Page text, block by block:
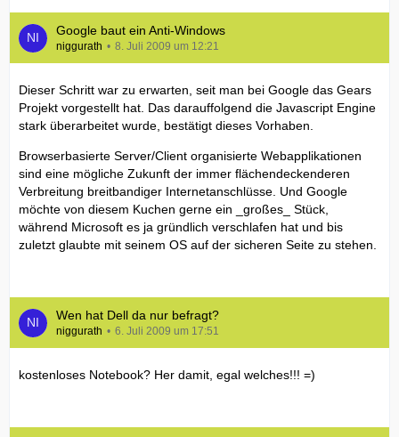
Google baut ein Anti-Windows
niggurath 8. Juli 2009 um 12:21
Dieser Schritt war zu erwarten, seit man bei Google das Gears
Projekt vorgestellt hat. Das darauffolgend die Javascript Engine
stark überarbeitet wurde, bestätigt dieses Vorhaben.
Browserbasierte Server/Client organisierte Webapplikationen
sind eine mögliche Zukunft der immer flächendeckenderen
Verbreitung breitbandiger Internetanschlüsse. Und Google
möchte von diesem Kuchen gerne ein _großes_ Stück,
während Microsoft es ja gründlich verschlafen hat und bis
zuletzt glaubte mit seinem OS auf der sicheren Seite zu stehen.
Wen hat Dell da nur befragt?
niggurath 6. Juli 2009 um 17:51
kostenloses Notebook? Her damit, egal welches!!! =)